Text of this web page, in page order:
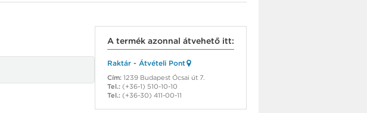
A termék azonnal átvehető itt:
Raktár - Átvételi Pont
Cím: 1239 Budapest Ócsai út 7.
Tel.: (+36-1) 510-10-10
Tel.: (+36-30) 411-00-11